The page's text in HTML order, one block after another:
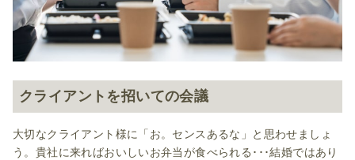
クライアントを招いての会議
大切なクライアント様に「お。センスあるな」と思わせましょ
う。貴社に来ればおいしいお弁当が食べられる･･･結婚ではあり